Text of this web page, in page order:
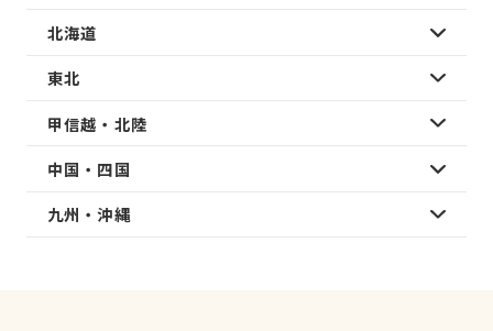
北海道
東北
甲信越・北陸
中国・四国
九州・沖縄